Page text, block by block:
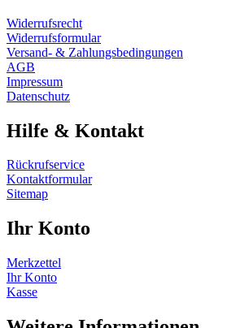
Widerrufsrecht
Widerrufsformular
Versand- & Zahlungsbedingungen
AGB
Impressum
Datenschutz
Hilfe & Kontakt
Rückrufservice
Kontaktformular
Sitemap
Ihr Konto
Merkzettel
Ihr Konto
Kasse